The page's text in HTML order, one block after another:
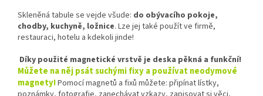
Skleněná tabule se vejde všude: do obývacího pokoje,
chodby, kuchyně, ložnice. Lze jej také použít ve firmě,
restauraci, hotelu a kdekoli jinde!
Díky použité magnetické vrstvě je deska pěkná a funkční!
Můžete na něj psát suchými fixy a používat neodymové
magnety!Pomocí magnetů a fixů můžete: připínat lístky,